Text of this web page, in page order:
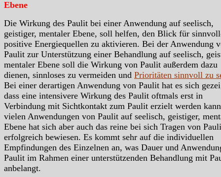
Ebene
Die Wirkung des Paulit bei einer Anwendung auf seelisch,
geistiger, mentaler Ebene, soll helfen, den Blick für
positive Energiequellen zu aktivieren. Bei der Anwendung
Paulit zur Unterstützung einer Behandlung auf seelisch,
mentaler Ebene soll die Wirkung von Paulit außerdem dazu
dienen, sinnloses zu vermeiden und Prioritäten sinnvoll zu
Bei einer derartigen Anwendung von Paulit hat es sich
dass eine intensivere Wirkung des Paulit oftmals erst in
Verbindung mit Sichtkontakt zum Paulit erzielt werden
vielen Anwendungen von Paulit auf seelisch, geistiger,
Ebene hat sich aber auch das reine bei sich Tragen von
erfolgreich bewiesen. Es kommt sehr auf die individuellen
Empfindungen des Einzelnen an, was Dauer und
Paulit im Rahmen einer unterstützenden Behandlung mit
anbelangt.